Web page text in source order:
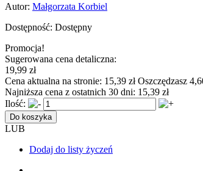
Autor: Małgorzata Korbiel
Dostępność: Dostępny
Promocja!
Sugerowana cena detaliczna:
19,99 zł
Cena aktualna na stronie: 15,39 złOszczędzasz
Najniższa cena z ostatnich 30 dni: 15,39 zł
Ilość:
Do koszyka
LUB
Dodaj do listy życzeń